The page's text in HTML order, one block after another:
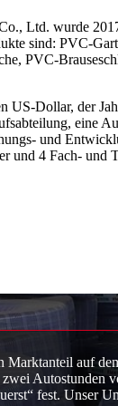
Ltd. wurde
sind: PVC-
PVC-
US-Dollar, der
eine
und
und 4 Fach- und
Marktanteil auf
Autostunden
fest. Unser